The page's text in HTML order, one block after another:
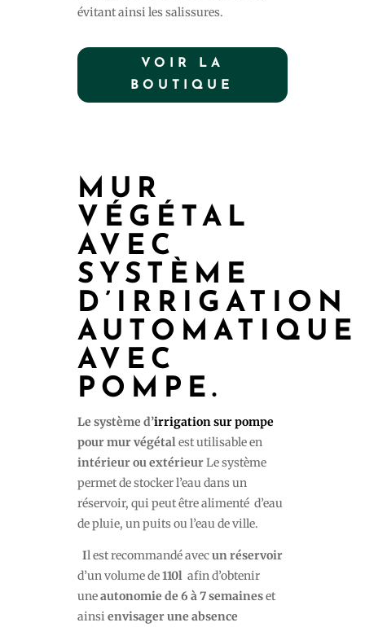
évitant ainsi les salissures.
VOIR LA
BOUTIQUE
MUR
VÉGÉTAL
AVEC
SYSTÈME
D’IRRIGATION
AUTOMATIQUE
AVEC
POMPE.
Le système d’irrigation sur pompe
pour mur végétal est utilisable en
intérieur ou extérieurLe système
permet de stocker l’eau dans un
réservoir, qui peut être alimenté d’eau
de pluie, un puits ou l’eau de ville.
Il est recommandé avecun réservoir
d’un volume de110l afin d’obtenir
uneautonomie de 6 à 7 semaineset
ainsi envisager une absence